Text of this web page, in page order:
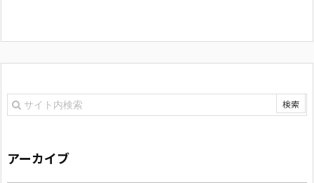
アーカイブ